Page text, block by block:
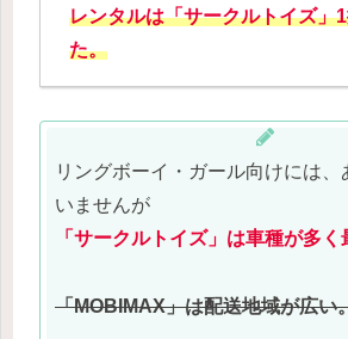
レンタルは「サークルトイズ」
た。
リングボーイ・ガール向けには、
いませんが
「サークルトイズ」 は車種が多く
「MOBIMAX」は配送地域が広い